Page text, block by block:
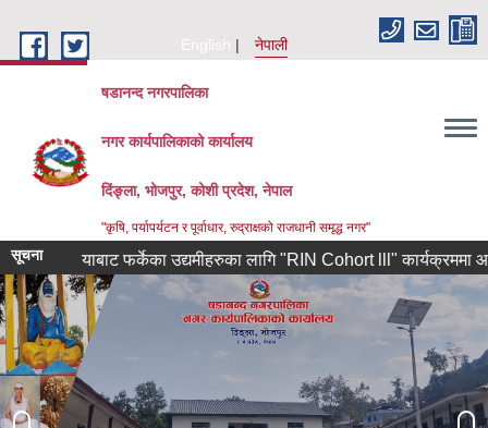
English
नेपाली
षडानन्द नगरपालिका
नगर कार्यपालिकाको कार्यालय
दिंङ्ला, भोजपुर, कोशी प्रदेश, नेपाल
"कृषि, पर्यापर्यटन र पूर्वाधार, रुद्राक्षको राजधानी समृद्ध नगर"
सूचना
कोरियाबाट फर्केका उद्यमीहरुका लागि "RIN Cohort lll" कार्यक्रममा आवेदन